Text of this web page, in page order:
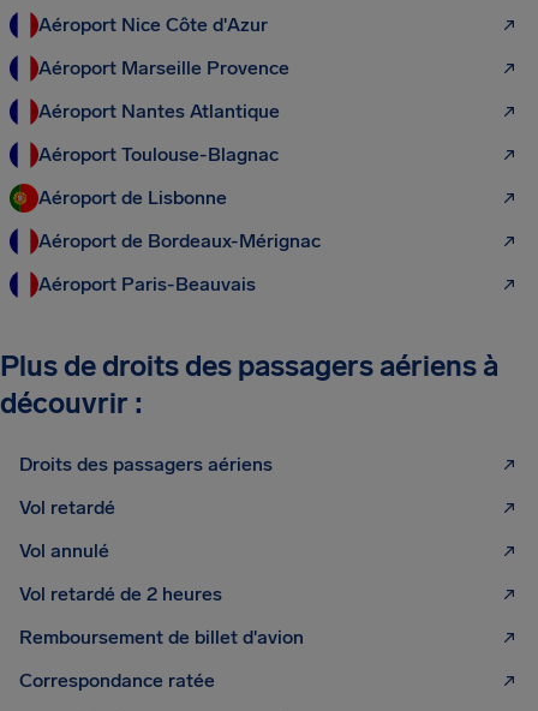
Aéroport Nice Côte d'Azur
Aéroport Marseille Provence
Aéroport Nantes Atlantique
Aéroport Toulouse-Blagnac
Aéroport de Lisbonne
Aéroport de Bordeaux-Mérignac
Aéroport Paris-Beauvais
Plus de droits des passagers aériens à
découvrir :
Droits des passagers aériens
Vol retardé
Vol annulé
Vol retardé de 2 heures
Remboursement de billet d'avion
Correspondance ratée